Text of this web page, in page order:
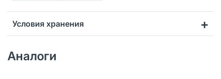
Условия хранения
Аналоги